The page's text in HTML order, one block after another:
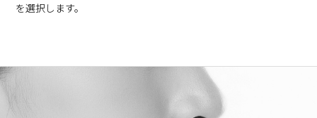
を選択します。